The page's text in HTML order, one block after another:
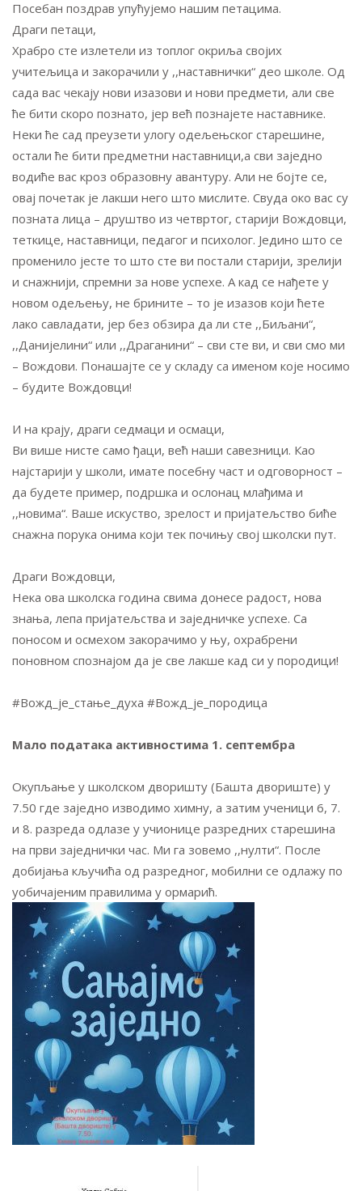
Посебан поздрав упућујемо нашим петацима.
Драги петаци,
Храбро сте излетели из топлог окриља својих
учитељица и закорачили у ,,наставнички“ део школе. Од
сада вас чекају нови изазови и нови предмети, али све
ће бити скоро познато, јер већ познајете наставнике.
Неки ће сад преузети улогу одељењског старешине,
остали ће бити предметни наставници,а сви заједно
водиће вас кроз образовну авантуру. Али не бојте се,
овај почетак је лакши него што мислите. Свуда око вас су
позната лица – друштво из четвртог, старији Вождовци,
теткице, наставници, педагог и психолог. Једино што се
променило јесте то што сте ви постали старији, зрелији
и снажнији, спремни за нове успехе. А кад се нађете у
новом одељењу, не брините – то је изазов који ћете
лако савладати, јер без обзира да ли сте ,,Биљани“,
,,Данијелини“ или ,,Драганини“ – сви сте ви, и сви смо ми
– Вождови. Понашајте се у складу са именом које носимо
– будите Вождовци!
И на крају, драги седмаци и осмаци,
Ви више нисте само ђаци, већ наши савезници. Као
најстарији у школи, имате посебну част и одговорност –
да будете пример, подршка и ослонац млађима и
,,новима“. Ваше искуство, зрелост и пријатељство биће
снажна порука онима који тек почињу свој школски пут.
Драги Вождовци,
Нека ова школска година свима донесе радост, нова
знања, лепа пријатељства и заједничке успехе. Са
поносом и осмехом закорачимо у њу, охрабрени
поновном спознајом да је све лакше кад си у породици!
#Вожд_је_стање_духа #Вожд_је_породица
Мало података активностима 1. септембра
Окупљање у школском дворишту (Башта двориште) у
7.50 где заједно изводимо химну, а затим ученици 6, 7.
и 8. разреда одлазе у учионице разредних старешина
на први заједнички час. Ми га зовемо ,,нулти“. После
добијања кључића од разредног, мобилни се одлажу по
уобичајеним правилима у ормарић.